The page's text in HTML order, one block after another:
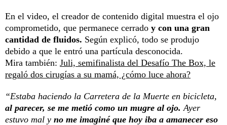
En el video, el creador de contenido digital muestra el ojo
comprometido, que permanece cerrado y con una gran
cantidad de fluidos. Según explicó, todo se produjo
debido a que le entró una partícula desconocida.
Mira también: Juli, semifinalista del Desafío The Box, le
regaló dos cirugías a su mamá, ¿cómo luce ahora?
“Estaba haciendo la Carretera de la Muerte en bicicleta,
al parecer, se me metió como un mugre al ojo. Ayer
estuvo mal y no me imaginé que hoy iba a amanecer eso